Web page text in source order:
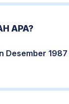
APA?
Desember